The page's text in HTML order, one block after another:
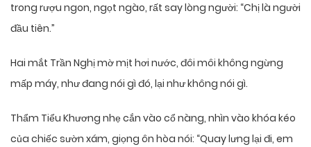
trong rượu ngon, ngọt ngào, rất say lòng người: “Chị là người
đầu tiên.”
Hai mắt Trần Nghị mờ mịt hơi nước, đôi môi không ngừng
mấp máy, như đang nói gì đó, lại như không nói gì.
Thẩm Tiểu Khương nhẹ cắn vào cổ nàng, nhìn vào khóa kéo
của chiếc sườn xám, giọng ôn hòa nói: “Quay lưng lại đi, em